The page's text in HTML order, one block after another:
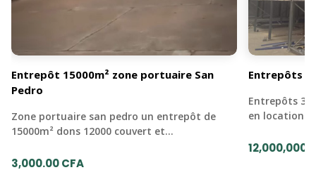
Entrepôt 15000m² zone portuaire San
Pedro
Zone portuaire san pedro un entrepôt de
15000m² dons 12000 couvert et…
3,000.00 CFA
Entrepôts
Entrepôts
en location -